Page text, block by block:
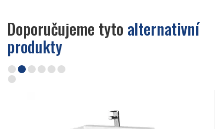
Doporučujeme tyto alternativní
produkty